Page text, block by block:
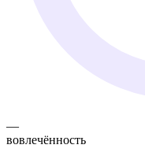
—
вовлечённость